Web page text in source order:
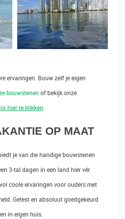
ervaringen. Bouw zelf je eigen
bouwstenen of bekijk onze
hier te klikken
OP MAAT
je van die handige bouwstenen
3-tal dagen in een land hier vér
coole ervaringen voor ouders met
Getest en absoluut goedgekeurd
in eigen huis.